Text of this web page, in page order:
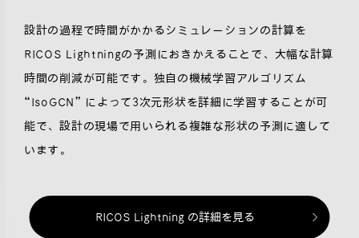
設計の過程で時間がかかるシミュレーションの計算を
RICOS Lightningの予測におきかえることで、大幅な計算
時間の削減が可能です。独自の機械学習アルゴリズム
“IsoGCN” によって3次元形状を詳細に学習することが可
能で、設計の現場で用いられる複雑な形状の予測に適して
います。
RICOS Lightning の詳細を見る